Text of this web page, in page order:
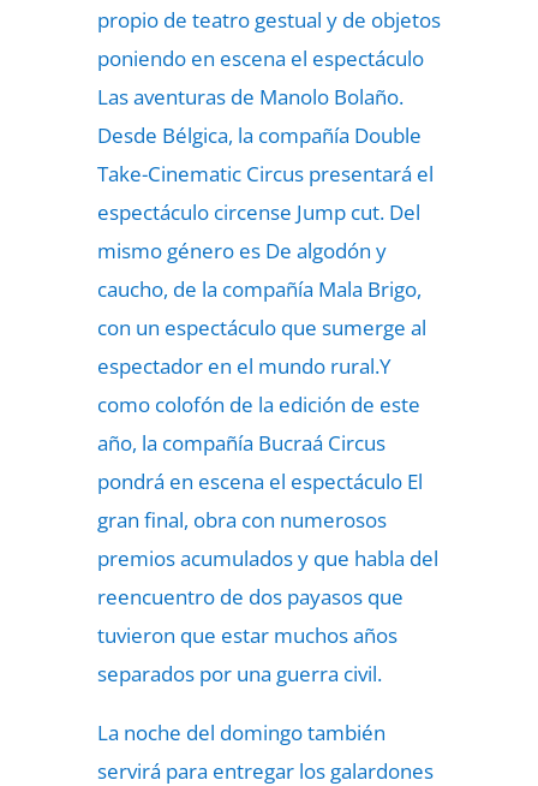
propio de teatro gestual y de objetos
poniendo en escena el espectáculo
Las aventuras de Manolo Bolaño.
Desde Bélgica, la compañía Double
Take-Cinematic Circus presentará el
espectáculo circense Jump cut. Del
mismo género es De algodón y
caucho, de la compañía Mala Brigo,
con un espectáculo que sumerge al
espectador en el mundo rural.Y
como colofón de la edición de este
año, la compañía Bucraá Circus
pondrá en escena el espectáculo El
gran final, obra con numerosos
premios acumulados y que habla del
reencuentro de dos payasos que
tuvieron que estar muchos años
separados por una guerra civil.
La noche del domingo también
servirá para entregar los galardones